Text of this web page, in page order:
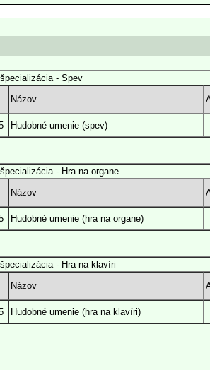
- Spev
Názov
Hudobné umenie (spev)
- Hra na organe
Názov
Hudobné umenie (hra na organe)
- Hra na klavíri
Názov
Hudobné umenie (hra na klavíri)